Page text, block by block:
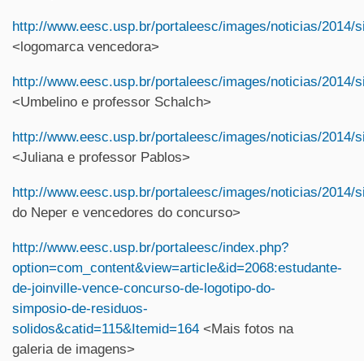
http://www.eesc.usp.br/portaleesc/images/noticias/2014/
<logomarca vencedora>
http://www.eesc.usp.br/portaleesc/images/noticias/
<Umbelino e professor Schalch>
http://www.eesc.usp.br/portaleesc/images/noticias/
<Juliana e professor Pablos>
http://www.eesc.usp.br/portaleesc/images/noticias/
do Neper e vencedores do concurso>
http://www.eesc.usp.br/portaleesc/index.php?
option=com_content&view=article&id=2068:estudante-
de-joinville-vence-concurso-de-logotipo-do-
simposio-de-residuos-
solidos&catid=115&Itemid=164 <Mais fotos na
galeria de imagens>